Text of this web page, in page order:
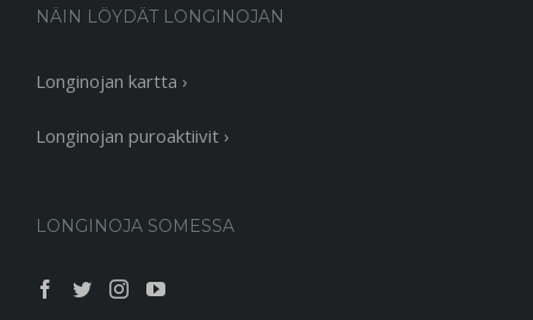
NÄIN LÖYDÄT LONGINOJAN
Longinojan kartta ›
Longinojan puroaktiivit ›
LONGINOJA SOMESSA